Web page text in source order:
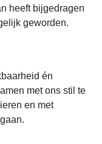
heeft bijgedragen
geworden.
én
met ons stil te
en met